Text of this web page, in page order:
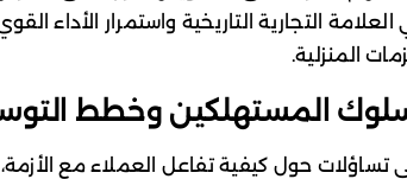
التجارية التاريخية واستمرار الأداء
المنزلية.
سلوك المستهلكين وخطط
تساؤلات حول كيفية تفاعل العملاء مع الأزمة،